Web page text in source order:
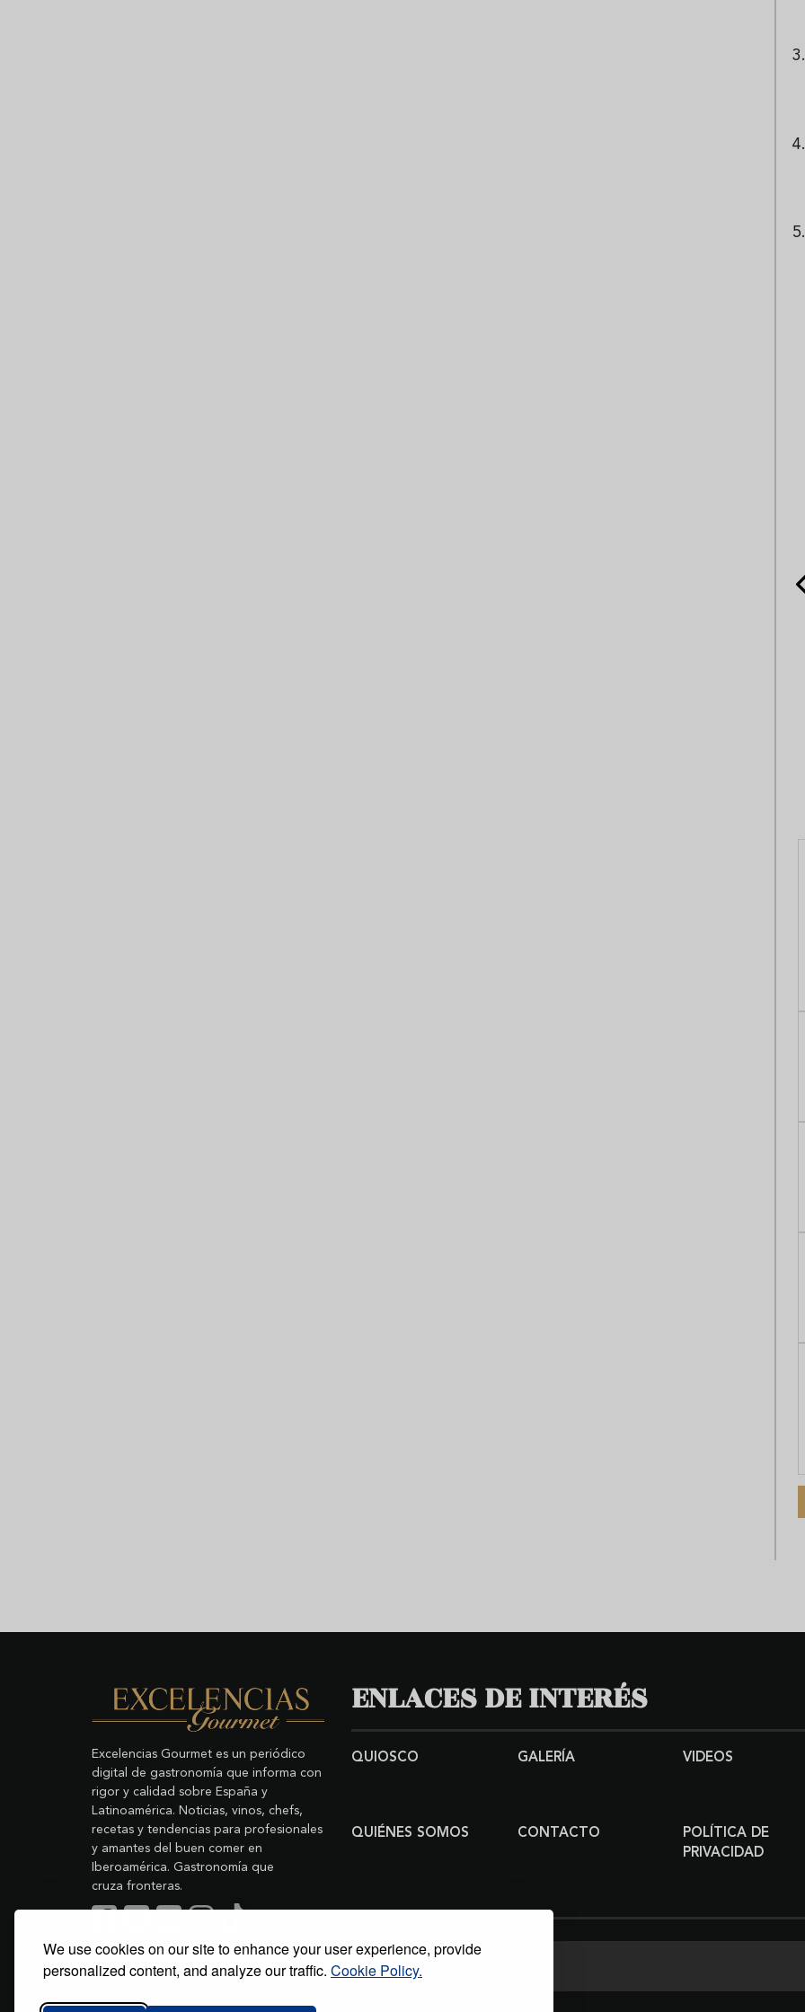
We use cookies on our site to enhance your user experience, provide
personalized content, and analyze our traffic. Cookie Policy.
Excelencias Gourmet es un periódico
digital de gastronomía que informa con
rigor y calidad sobre España y
Latinoamérica. Noticias, vinos, chefs,
recetas y tendencias para profesionales
y amantes del buen comer en
Iberoamérica. Gastronomía que
cruza fronteras.
Copyright © 2011-2026 Excelencias Gourmet.
Todos los derechos reservados.
Grupo Excelencias
ENLACES DE INTERÉS
QUIOSCO GALERÍA VIDEOS
QUIÉNES SOMOS CONTACTO
POLÍTICA DE
PRIVACIDAD
Buscar